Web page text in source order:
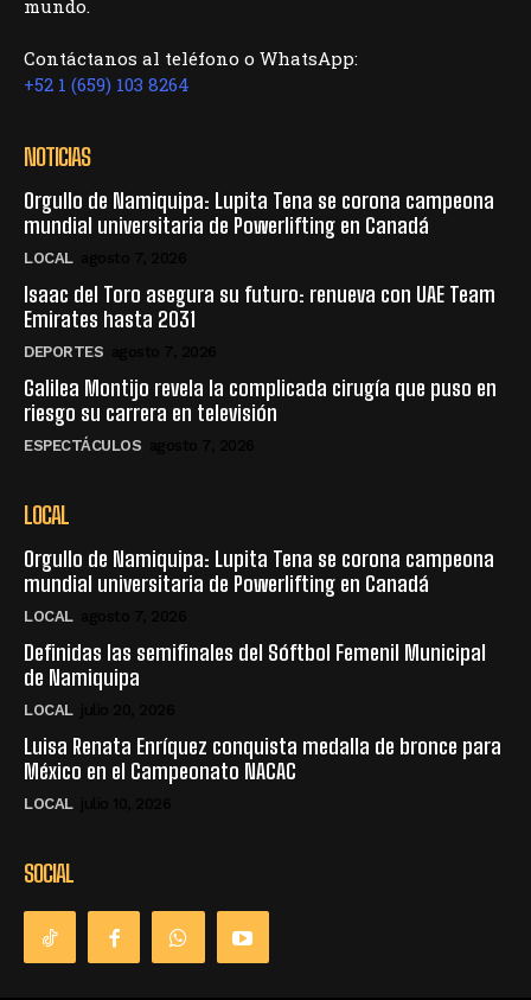
mundo.
Contáctanos al teléfono o WhatsApp:
+52 1 (659) 103 8264
NOTICIAS
Orgullo de Namiquipa: Lupita Tena se corona campeona
mundial universitaria de Powerlifting en Canadá
LOCAL
Isaac del Toro asegura su futuro: renueva con UAE Team
Emirates hasta 2031
DEPORTES
Galilea Montijo revela la complicada cirugía que puso en
riesgo su carrera en televisión
ESPECTÁCULOS
LOCAL
Orgullo de Namiquipa: Lupita Tena se corona campeona
mundial universitaria de Powerlifting en Canadá
LOCAL
Definidas las semifinales del Sóftbol Femenil Municipal
de Namiquipa
LOCAL
Luisa Renata Enríquez conquista medalla de bronce para
México en el Campeonato NACAC
LOCAL
SOCIAL